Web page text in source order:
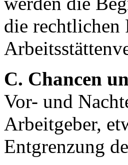
die rechtlichen
C. Chancen
Vor- und
Arbeitgeber,
Entgrenzung